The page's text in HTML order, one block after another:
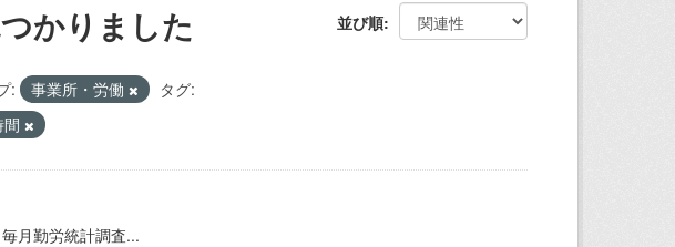
並び順
かりました
: 事業所・労働
タグ:
月勤労統計調査...